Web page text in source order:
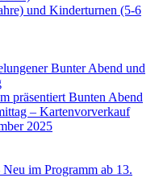
und Kinderturnen (5-6
Bunter Abend und
präsentiert Bunten Abend
– Kartenvorverkauf
2025
im Programm ab 13.